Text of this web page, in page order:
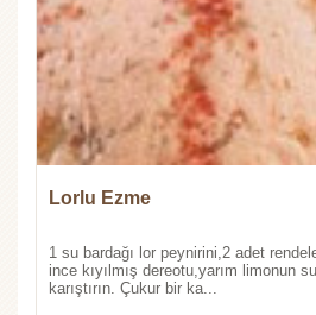
Lorlu Ezme
1 su bardağı lor peynirini,2 adet
ince kıyılmış dereotu,yarım limonun
karıştırın. Çukur bir ka...